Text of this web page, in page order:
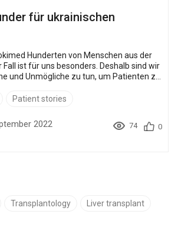
für ukrainischen
Hunderten von Menschen aus der
ist für uns besonders. Deshalb sind wir
und Unmögliche zu tun, um Patienten zu
dafür, niemals aufzugeben! Igor
er wird leben. Nach 7 langen Jahren
Verzweiflung kann dieser 46-jährige,
Patient stories
2022 74 0
Transplantology Liver transplant